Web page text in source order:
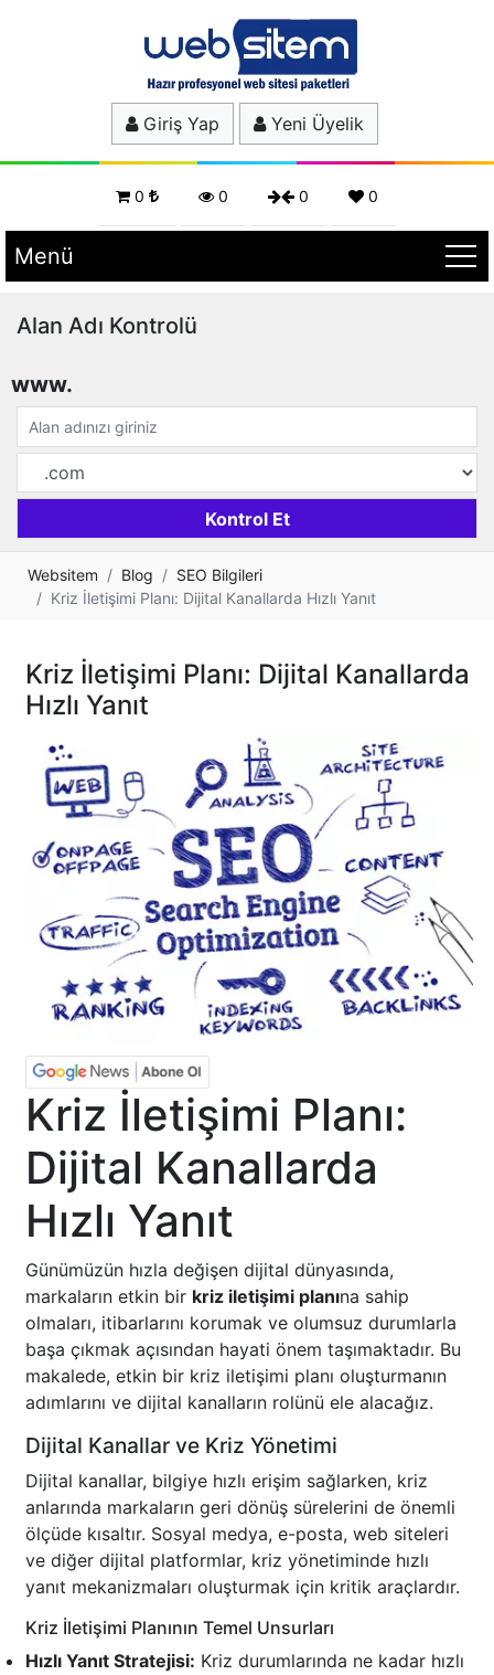
Giriş Yap Yeni Üyelik
0 0 0 0
Menü
Alan Adı Kontrolü
www.
Websitem Blog
SEO Bilgileri
Kriz İletişimi Planı: Dijital Kanallarda Hızlı Yanıt
Kriz İletişimi Planı: Dijital Kanallarda
Hızlı Yanıt
Kriz İletişimi Planı:
Dijital Kanallarda
Hızlı Yanıt
Günümüzün hızla değişen dijital dünyasında,
markaların etkin bir kriz iletişimi planına sahip
olmaları, itibarlarını korumak ve olumsuz durumlarla
başa çıkmak açısından hayati önem taşımaktadır. Bu
makalede, etkin bir kriz iletişimi planı oluşturmanın
adımlarını ve dijital kanalların rolünü ele alacağız.
Dijital Kanallar ve Kriz Yönetimi
Dijital kanallar, bilgiye hızlı erişim sağlarken, kriz
anlarında markaların geri dönüş sürelerini de önemli
ölçüde kısaltır. Sosyal medya, e-posta, web siteleri
ve diğer dijital platformlar, kriz yönetiminde hızlı
yanıt mekanizmaları oluşturmak için kritik araçlardır.
Kriz İletişimi Planının Temel Unsurları
Hızlı Yanıt Stratejisi: Kriz durumlarında ne kadar hızlı